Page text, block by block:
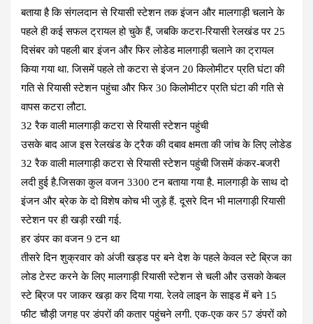
बताया है कि संगलदान से रियासी स्टेशन तक इंजन और मालगाड़ी चलाने के
पहले ही कई सफल ट्रायल हो चुके हैं, जबकि कटरा-रियासी रेलखंड पर 25
दिसंबर को पहली बार इंजन और फिर लोडेड मालगाड़ी चलाने का ट्रायल
किया गया था. जिसमें पहले तो कटरा से इंजन 20 किलोमीटर प्रति घंटा की
गति से रियासी स्टेशन पहुंचा और फिर 30 किलोमीटर प्रति घंटा की गति से
वापस कटरा लौटा.
32 रैक वाली मालगाड़ी कटरा से रियासी स्टेशन पहुंची
उसके बाद आज इस रेलखंड के ट्रैक की दबाव क्षमता की जांच के लिए लोडेड
32 रैक वाली मालगाड़ी कटरा से रियासी स्टेशन पहुंची जिसमें कंकर-बजरी
लदी हुई है.जिसका कुल वजन 3300 टन बताया गया है. मालगाड़ी के साथ दो
इंजन और ब्रेक के दो विशेष कोच भी जुड़े हैं. दूसरे दिन भी मालगाड़ी रियासी
स्टेशन पर ही खड़ी रखी गई.
हर डंपर का वजन 9 टन था
तीसरे दिन शुक्रवार को अंजी खड्ड पर बने देश के पहले केवल स्टे ब्रिज का
लोड टेस्ट करने के लिए मालगाड़ी रियासी स्टेशन से चली और उसको केबल
स्टे ब्रिज पर जाकर खड़ा कर दिया गया. रेलवे लाइन के साइड में बने 15
फीट चौड़ी जगह पर डंपरों की कतार पहुंचने लगी. एक-एक कर 57 डंपरों को